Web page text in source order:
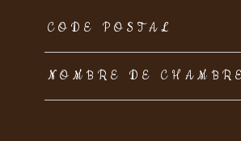
TRAD_ZEPHYR_Caracteristique
CODE POSTAL
NOMBRE DE